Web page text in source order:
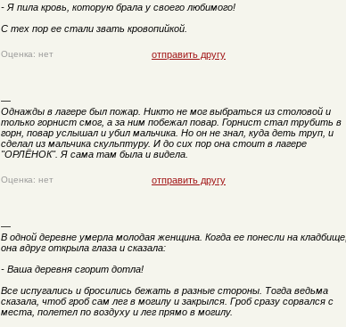
- Я пила кровь, которую брала у своего любимого!
С тех пор ее стали звать кровопийкой.
Оценка: нет отправить другу
—
Однажды в лагере был пожар. Никто не мог выбраться из столовой и
только горнист смог, а за ним побежал повар. Горнист стал трубить в
горн, повар услышал и убил мальчика. Но он не знал, куда деть труп, и
сделал из мальчика скульптуру. И до сих пор она стоит в лагере
"ОРЛЁНОК". Я сама там была и видела.
Оценка: нет отправить другу
—
В одной деревне умерла молодая женщина. Когда ее понесли на кладбище,
она вдруг открыла глаза и сказала:
- Ваша деревня сгорит дотла!
Все испугались и бросились бежать в разные стороны. Тогда ведьма
сказала, чтоб гроб сам лег в могилу и закрылся. Гроб сразу сорвался с
места, полетел по воздуху и лег прямо в могилу.